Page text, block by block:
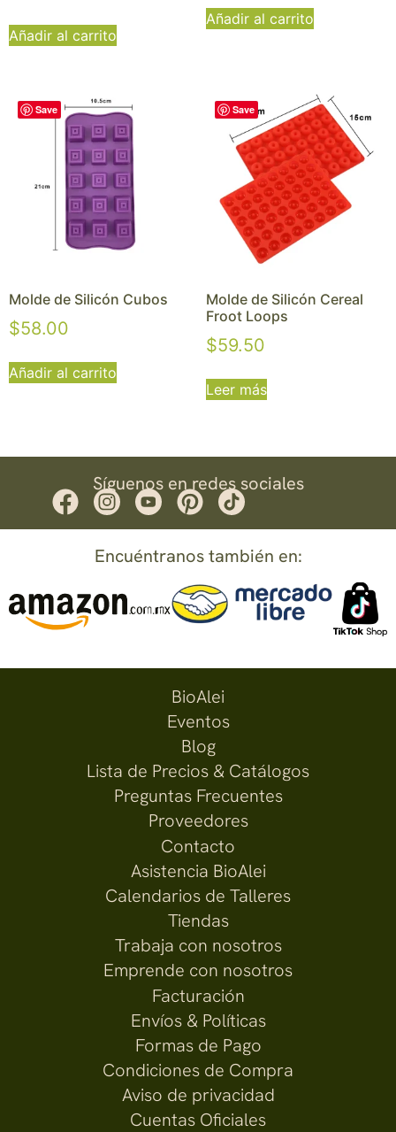
Añadir al carrito
Añadir al carrito
Save
Molde de Silicón Cubos
$58.00
Añadir al carrito
Save
Molde de Silicón Cereal
Froot Loops
$59.50
Leer más
Síguenos en redes sociales
Encuéntranos también en:
BioAlei
Eventos
Blog
Lista de Precios & Catálogos
Preguntas Frecuentes
Proveedores
Contacto
Asistencia BioAlei
Calendarios de Talleres
Tiendas
Trabaja con nosotros
Emprende con nosotros
Facturación
Envíos & Políticas
Formas de Pago
Condiciones de Compra
Aviso de privacidad
Cuentas Oficiales